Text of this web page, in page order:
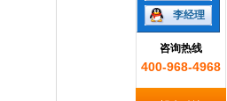
李经理
咨询热线
400-968-4968